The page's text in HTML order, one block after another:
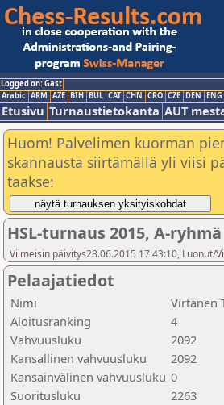
Logged on: Gast
Arabic ARM AZE BIH BUL CAT CHN CRO CZE DEN ENG
Etusivu Turnaustietokanta AUT
Huom! Palvelimen kuorman
skannausta siirtämällä yli viisi
taakse:
HSL-turnaus 2015, A-ryhmä
Viimeisin päivitys28.06.2015 17:43:10, Luonut/
Pelaajatiedot
Nimi
Virtanen
Aloitusranking
4
Vahvuusluku
2092
Kansallinen vahvuusluku
2092
Kansainvälinen vahvuusluku 0
Suoritusluku
2263